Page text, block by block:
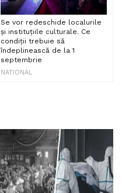
Se vor redeschide localurile
și instituțiile culturale. Ce
condiții trebuie să
îndeplinească de la 1
septembrie
NATIONAL